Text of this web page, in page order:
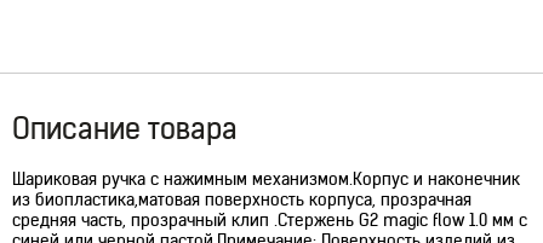
Описание товара
Шариковая ручка с нажимным механизмом.Корпус и наконечник
из биопластика,матовая поверхность корпуса, прозрачная
средняя часть, прозрачный клип .Стержень G2 magic flow 1.0 мм c